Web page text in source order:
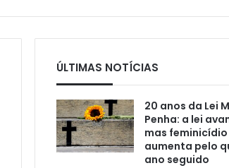
ÚLTIMAS NOTÍCIAS
20 anos da Lei
Penha: a lei
mas feminicídio
aumenta pelo
ano seguido